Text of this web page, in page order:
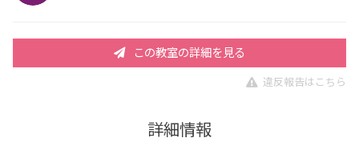
この教室の詳細を見る
違反報告はこちら
詳細情報